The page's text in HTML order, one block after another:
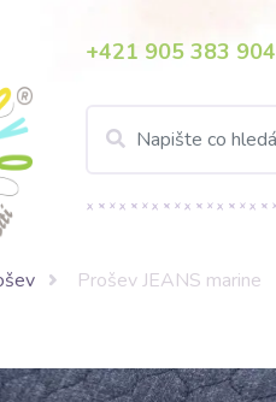
+421 905 383 904
Prošev JEANS marine